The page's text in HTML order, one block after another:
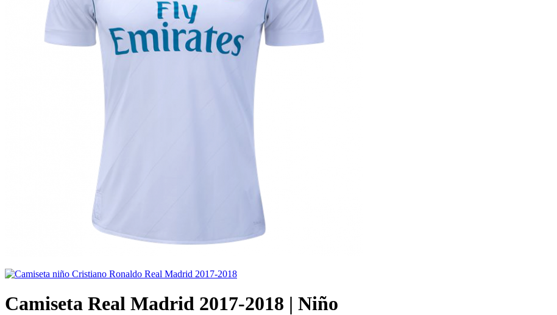
Camiseta Real Madrid 2017-2018 | Niño